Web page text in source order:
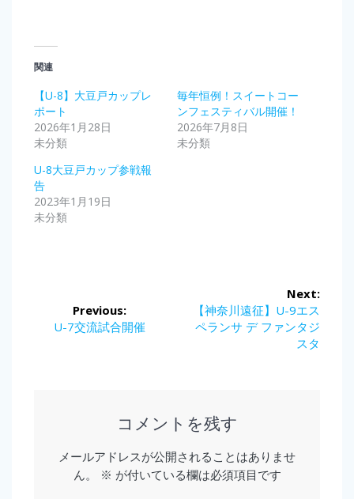
関連
【U-8】大豆戸カップレ
ポート
2026年1月28日
未分類
毎年恒例！スイートコー
ンフェスティバル開催！
2026年7月8日
未分類
U-8大豆戸カップ参戦報
告
2023年1月19日
未分類
Previous:
Previous
U-7交流試合開催
Next:
Next
post:
【神奈川遠征】U-9エス
ペランサ デ ファンタジ
スタ
コメントを残す
メールアドレスが公開されることはありませ
ん。
※ が付いている欄は必須項目です